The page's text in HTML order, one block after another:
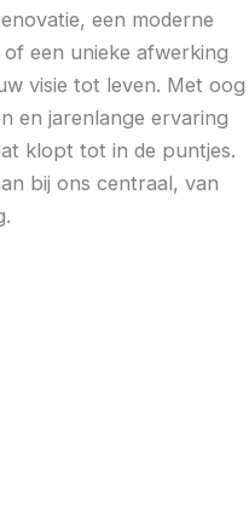
een moderne
een unieke afwerking
visie tot leven. Met oog
en jarenlange ervaring
klopt tot in de puntjes.
bij ons centraal, van